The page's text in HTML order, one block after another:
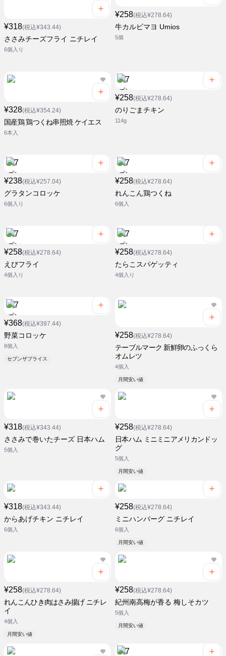
¥318(税込¥343.44)
ささみチーズフライ ニチレイ
6個入り
¥258(税込¥278.64)
牛カルビマヨ Umios
5個
¥328(税込¥354.24)
国産鶏 鶏つくね串照焼 ケイエス
6本入
¥258(税込¥278.64)
のりごまチキン
114g
¥238(税込¥257.04)
グラタンコロッケ
6個入り
¥258(税込¥278.64)
れんこん鶏つくね
6個入
¥258(税込¥278.64)
えびフライ
4個入り
¥258(税込¥278.64)
たらこスパゲッティ
4個入り
¥368(税込¥397.44)
野菜コロッケ
8個入
セブンザプライス
¥258(税込¥278.64)
テーブルマーク 新鮮卵のふっくら
オムレツ
4個入
月間安い値
¥318(税込¥343.44)
ささみで巻いたチーズ 日本ハム
5個入
¥258(税込¥278.64)
日本ハム ミニミニアメリカンドッ
グ
5個入
月間安い値
¥318(税込¥343.44)
からあげチキン ニチレイ
6個入
¥258(税込¥278.64)
ミニハンバーグ ニチレイ
6個入
月間安い値
¥258(税込¥278.64)
れんこんひき肉はさみ揚げ ニチレ
イ
4個入
月間安い値
¥258(税込¥278.64)
紀州南高梅が香る 梅しそカツ
5個入
月間安い値